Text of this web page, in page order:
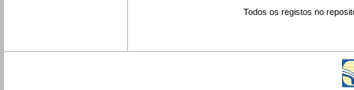
Todos os registos no